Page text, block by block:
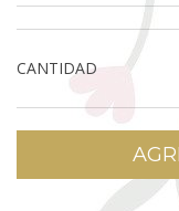
CANTIDAD